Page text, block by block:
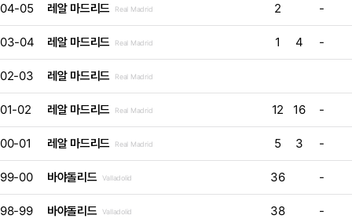
04-05 레알 마드리드 Real Madrid 2 -
03-04 레알 마드리드 Real Madrid 1 4 -
02-03 레알 마드리드 Real Madrid
01-02 레알 마드리드 Real Madrid 12 16 -
00-01 레알 마드리드 Real Madrid 5 3 -
99-00 바야돌리드 Valladolid 36 -
98-99 바야돌리드 Valladolid 38 -